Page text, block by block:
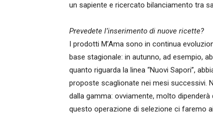
un sapiente e ricercato bilanciamento tra
Prevedete l’inserimento di nuove ricette?
I prodotti M’Ama sono in continua
base stagionale: in autunno, ad esempio,
quanto riguarda la linea “Nuovi Sapori”,
proposte scaglionate nei mesi successivi.
dalla gamma: ovviamente, molto
questo operazione di selezione ci faremo